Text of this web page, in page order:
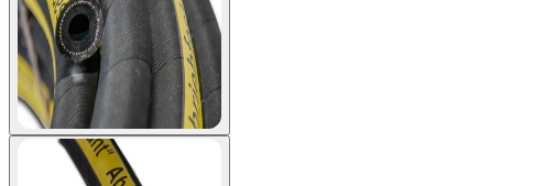
View larger image